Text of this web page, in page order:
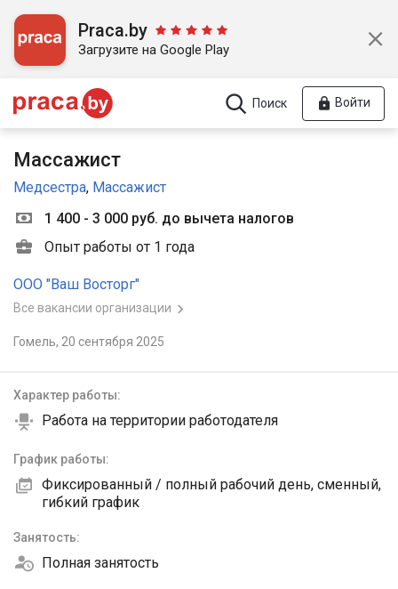
Praca.by
Загрузите на Google Play
Поиск Войти
Массажист
Медсестра, Массажист
1 400 - 3 000 руб. до вычета налогов
Опыт работы от 1 года
ООО "Ваш Восторг"
Все вакансии организации
Гомель, 20 сентября 2025
Характер работы:
Работа на территории работодателя
График работы:
Фиксированный / полный рабочий день, сменный,
гибкий график
Занятость:
Полная занятость